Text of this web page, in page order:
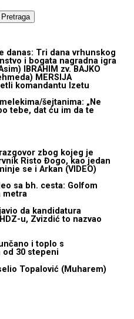
Pretraga
danas: Tri dana vrhunskog
i bogata nagradna igra
IBRAHIM zv. BAJKO
MERSIJA
komandantu Izetu
šejtanima: „Ne
tebe, dat ću im da te
zbog kojeg je
Risto Đogo, kao jedan
se i Arkan (VIDEO)
sa bh. cesta: Golfom
metra
da kandidatura
u, Zvizdić to nazvao
i toplo s
30 stepeni
Topalović (Muharem)